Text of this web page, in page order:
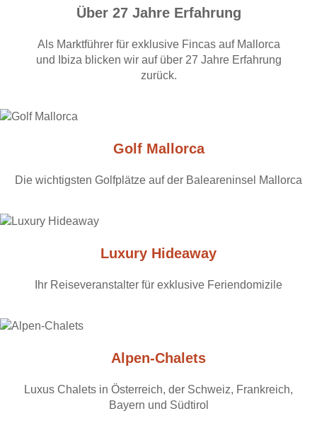
Über 27 Jahre Erfahrung
Als Marktführer für exklusive Fincas auf Mallorca
und Ibiza blicken wir auf über 27 Jahre Erfahrung
zurück.
Golf Mallorca
Die wichtigsten Golfplätze auf der Baleareninsel Mallorca
Luxury Hideaway
Ihr Reiseveranstalter für exklusive Feriendomizile
Alpen-Chalets
Luxus Chalets in Österreich, der Schweiz, Frankreich,
Bayern und Südtirol